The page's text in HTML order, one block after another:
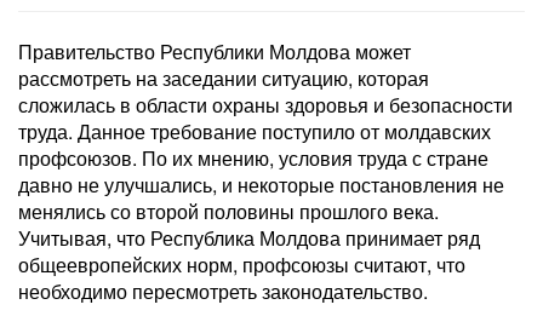
Правительство Республики Молдова может
рассмотреть на заседании ситуацию, которая
сложилась в области охраны здоровья и безопасности
труда. Данное требование поступило от молдавских
профсоюзов. По их мнению, условия труда с стране
давно не улучшались, и некоторые постановления не
менялись со второй половины прошлого века.
Учитывая, что Республика Молдова принимает ряд
общеевропейских норм, профсоюзы считают, что
необходимо пересмотреть законодательство.